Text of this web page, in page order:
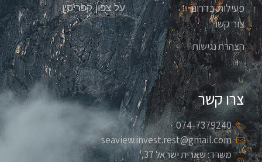
פעילות בדרום
צור קשר
הצהרת נגישות
על צפון קפריסין
צרו קשר
074-7379240
seaview.invest.rest@gmail.com
משרד: שארית ישראל 37,